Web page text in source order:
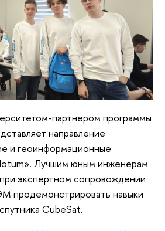
партнером программы
направление
и геоинформационные
Лучшим юным инженерам
экспертном сопровождении
продемонстрировать навыки
CubeSat.